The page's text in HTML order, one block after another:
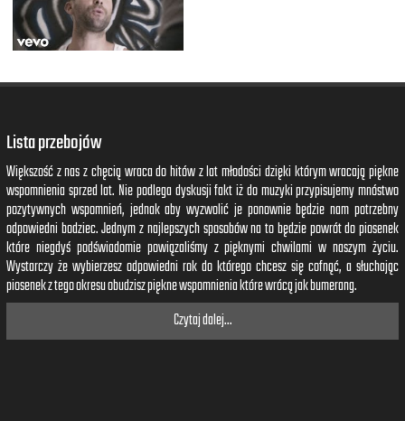
Lista przebojów
Większość z nas z chęcią wraca do hitów z lat młodości dzięki którym wracają piękne
wspomnienia sprzed lat. Nie podlega dyskusji fakt iż do muzyki przypisujemy mnóstwo
pozytywnych wspomnień, jednak aby wyzwolić je ponownie będzie nam potrzebny
odpowiedni bodziec. Jednym z najlepszych sposobów na to będzie powrót do piosenek
które niegdyś podświadomie powiązaliśmy z pięknymi chwilami w naszym życiu.
Wystarczy że wybierzesz odpowiedni rok do którego chcesz się cofnąć, a słuchając
piosenek z tego okresu obudzisz piękne wspomnienia które wrócą jak bumerang.
Czytaj dalej...